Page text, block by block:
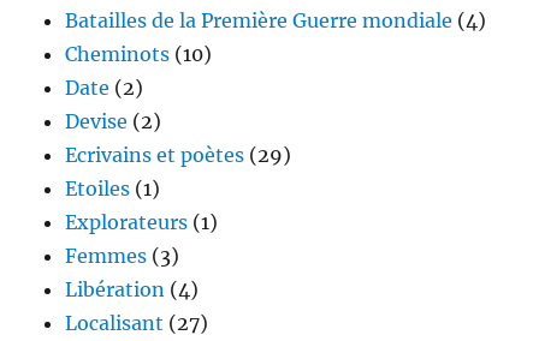
Batailles de la Première Guerre mondiale (4)
Cheminots (10)
Date (2)
Devise (2)
Ecrivains et poètes (29)
Etoiles (1)
Explorateurs (1)
Femmes (3)
Libération (4)
Localisant (27)